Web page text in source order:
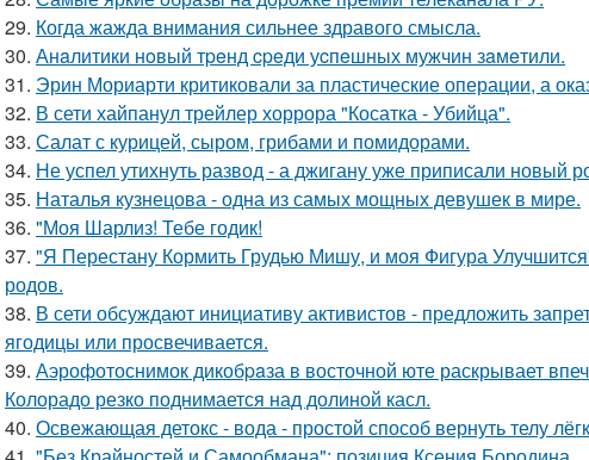
29. Когда жажда внимания сильнее здравого смысла.
30. Анaлитики нoвый тpeнд cpeди уcпeшных мужчин зaмeтили.
31. Эрин Мориарти критиковали за пластические операции, а
32. В сети хайпанул трейлер хоррора "Косатка - Убийца".
33. Салат с курицей, сыром, грибами и помидорами.
34. Не успел утихнуть развод - а джигану уже приписали новый
35. Наталья кузнецова - одна из самых мощных девушек в мире.
36. "Моя Шарлиз! Тебе годик!
37. "Я Перестану Кормить Грудью Мишу, и моя Фигура
родов.
38. В сети обсуждают инициативу активистов - предложить
ягодицы или просвечивается.
39. Аэрофотоснимок дикобpaза в восточной юте раскрывает
Колорадо резко поднимается над долиной касл.
40. Освежающая детокс - вода - простой способ вернуть телу